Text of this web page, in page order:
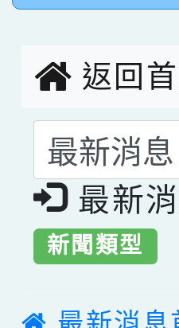
返回
選擇後
最新
新聞類型